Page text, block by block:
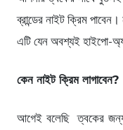
ব্রান্ডের নাইট ক্রিম
এটি যেন অবশ্যই হাইপো-
কেন নাইট ক্রিম লাগাবেন?
আগেই বলেছি ত্বকের জন্য